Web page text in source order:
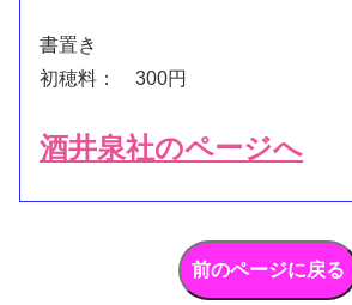
書置き
初穂料： 300円
酒井泉社のページへ